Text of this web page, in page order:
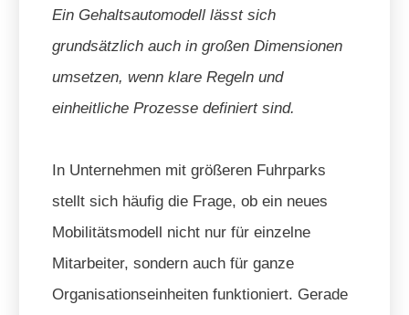
Ein Gehaltsautomodell lässt sich
grundsätzlich auch in großen Dimensionen
umsetzen, wenn klare Regeln und
einheitliche Prozesse definiert sind.
In Unternehmen mit größeren Fuhrparks
stellt sich häufig die Frage, ob ein neues
Mobilitätsmodell nicht nur für einzelne
Mitarbeiter, sondern auch für ganze
Organisationseinheiten funktioniert. Gerade